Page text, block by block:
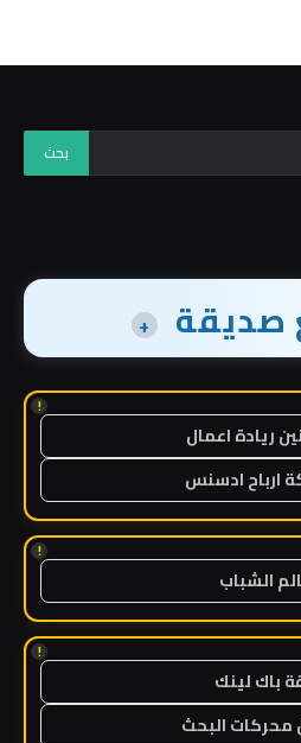
صديقة +
!
ريادة اعمال
ارباح ادسنس
!
الشباب
!
باك لينك
البحث